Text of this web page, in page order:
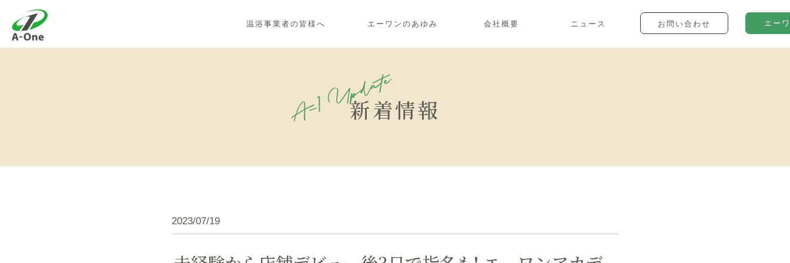
温浴事業者の皆様へ エーワンのあゆみ 会社概要 ニュース お問い合わせ エー
新着情報
2023/07/19